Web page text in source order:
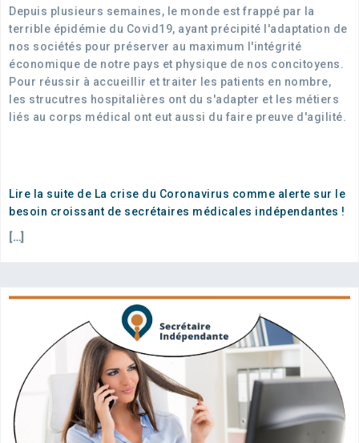
Depuis plusieurs semaines, le monde est frappé par la
terrible épidémie du Covid19, ayant précipité l'adaptation de
nos sociétés pour préserver au maximum l'intégrité
économique de notre pays et physique de nos concitoyens.
Pour réussir à accueillir et traiter les patients en nombre,
les strucutres hospitalières ont du s'adapter et les métiers
liés au corps médical ont eut aussi du faire preuve d'agilité.
Lire la suite de La crise du Coronavirus comme alerte sur le
besoin croissant de secrétaires médicales indépendantes !
[…]